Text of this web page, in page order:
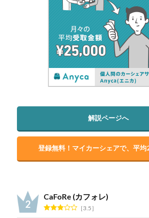
解説ページへ
登録無料！マイカーシェアで、平均
CaFoRe (カフォレ)
3.5